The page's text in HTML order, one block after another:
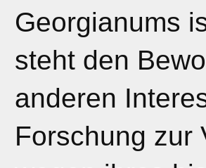
Georgianums
steht den
anderen
Forschung zur